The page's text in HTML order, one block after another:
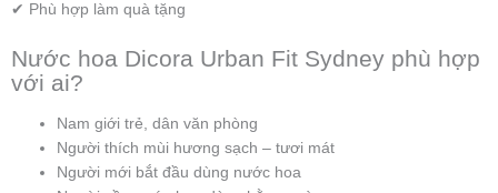
✔ Phù hợp làm quà tặng
Nước hoa Dicora Urban Fit Sydney phù hợp
với ai?
Nam giới trẻ, dân văn phòng
Người thích mùi hương sạch – tươi mát
Người mới bắt đầu dùng nước hoa